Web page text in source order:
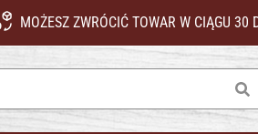
MOŻESZ ZWRÓCIĆ TOWAR W CIĄGU 30
Szukaj